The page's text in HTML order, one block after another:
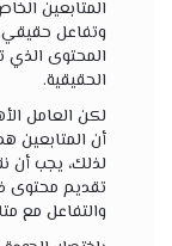
المتابعين
وتفاعل
المحتوى الذي
الحقيقية.
لكن العامل
أن المتابعين
لذلك، يجب أن
تقديم محتوى
والتفاعل مع